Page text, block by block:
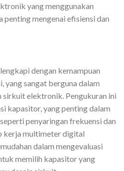
yang menggunakan
mengenai efisiensi dan
dengan kemampuan
yang sangat berguna dalam
elektronik. Pengukuran ini
kapasitor, yang penting dalam
penyaringan frekuensi dan
kerja multimeter digital
dalam mengevaluasi
memilih kapasitor yang